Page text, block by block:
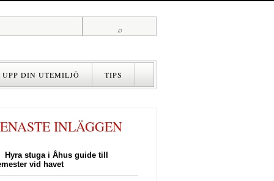
UPP DIN UTEMILJÖ TIPS
INLÄGGEN
Hyra stuga i Åhus guide till
vid havet